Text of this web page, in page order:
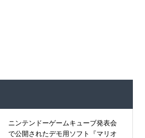
ニンテンドーゲームキューブ発表会
で公開されたデモ用ソフト『マリオ